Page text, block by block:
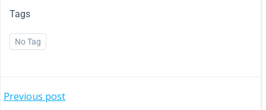
Tags
No Tag
Previous post